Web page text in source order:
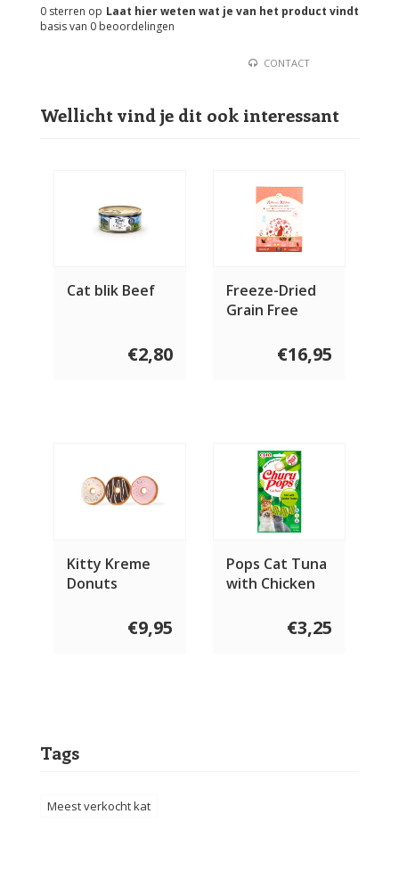
Laat hier weten wat je van het product vindt
0 sterren op
basis van 0 beoordelingen
CONTACT
Wellicht vind je dit ook interessant
Cat blik Beef
€2,80
Freeze-Dried
Grain Free
For Cats€16,95
Kitty Kreme
Donuts
€9,95
Pops Cat Tuna
with Chicken
€3,25
Tags
Meest verkocht kat